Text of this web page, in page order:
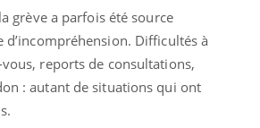
grève a parfois été source
d’incompréhension. Difficultés à
reports de consultations,
: autant de situations qui ont